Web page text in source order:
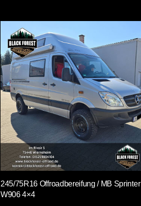
245/75R16 Offroadbereifung / MB Sprinter
W906 4×4